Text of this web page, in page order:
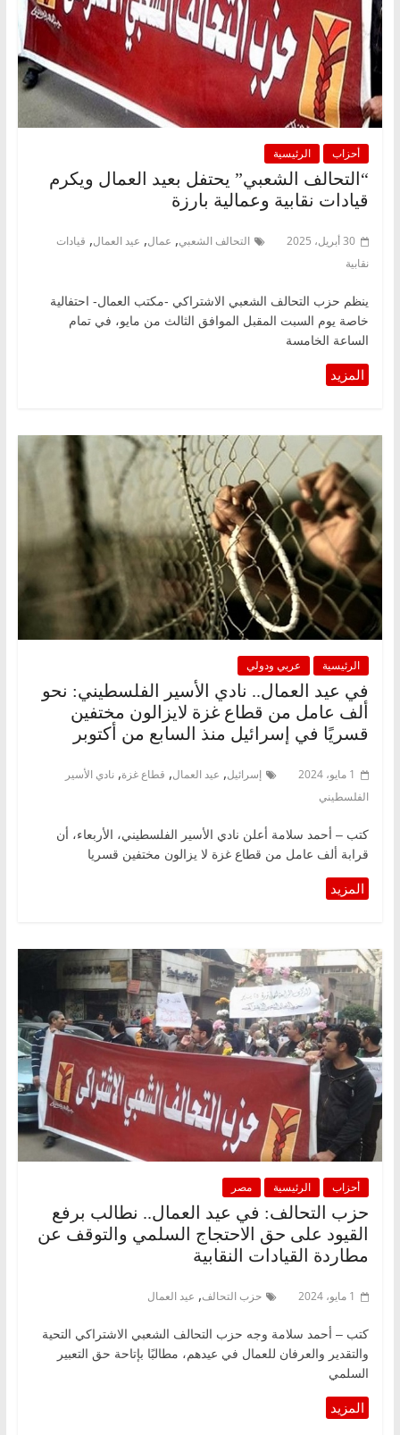
أحزاب الرئيسية
“التحالف الشعبي” يحتفل بعيد العمال ويكرم
قيادات نقابية وعمالية بارزة
30 أبريل، 2025 التحالف الشعبي, عمال, عيد العمال, قيادات
نقابية
ينظم حزب التحالف الشعبي الاشتراكي -مكتب العمال- احتفالية
خاصة يوم السبت المقبل الموافق الثالث من مايو، في تمام
الساعة الخامسة
الرئيسية عربي ودولي
في عيد العمال.. نادي الأسير الفلسطيني: نحو
ألف عامل من قطاع غزة لايزالون مختفين
قسريًا في إسرائيل منذ السابع من أكتوبر
1 مايو، 2024 إسرائيل, عيد العمال, قطاع غزة, نادي الأسير
الفلسطيني
كتب – أحمد سلامة أعلن نادي الأسير الفلسطيني، الأربعاء، أن
قرابة ألف عامل من قطاع غزة لا يزالون مختفين قسريا
أحزاب الرئيسية مصر
حزب التحالف: في عيد العمال.. نطالب برفع
القيود على حق الاحتجاج السلمي والتوقف عن
مطاردة القيادات النقابية
1 مايو، 2024 حزب التحالف, عيد العمال
كتب – أحمد سلامة وجه حزب التحالف الشعبي الاشتراكي التحية
والتقدير والعرفان للعمال في عيدهم، مطالبًا بإتاحة حق التعبير
السلمي